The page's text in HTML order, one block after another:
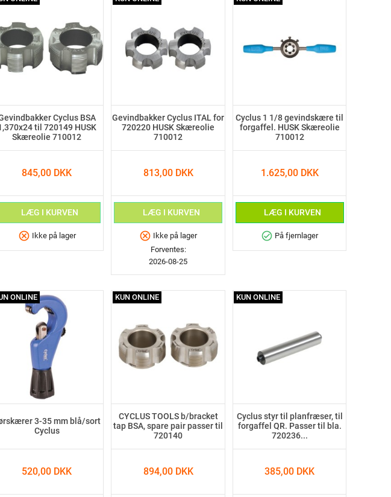
Cyclus BSA
til 720149 HUSK
Skæreolie 710012
845,00 DKK
LÆG I KURVEN
cancel Ikke på lager
Gevindbakker Cyclus ITAL for
720220 HUSK Skæreolie
710012
813,00 DKK
LÆG I KURVEN
cancel Ikke på lager
Forventes:
2026-08-25
Cyclus 1 1/8 gevindskære til
forgaffel. HUSK Skæreolie
710012
1.625,00 DKK
LÆG I KURVEN
check_circle På fjernlager
3-35 mm blå/sort
Cyclus
520,00 DKK
ONLINE
CYCLUS TOOLS b/bracket
tap BSA, spare pair passer til
720140
894,00 DKK
KUN ONLINE
Cyclus styr til planfræser, til
forgaffel QR. Passer til bla.
720236...
385,00 DKK
KUN ONLINE